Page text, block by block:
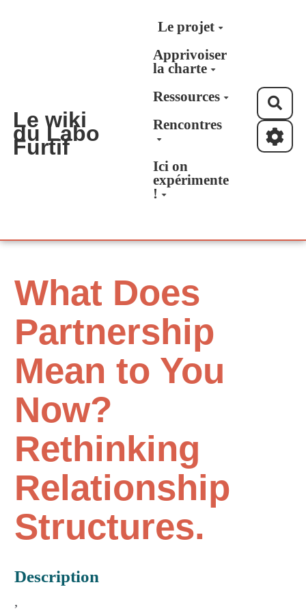
Aller au contenu principal
Le wiki
du Labo
Furtif
Le projet
Apprivoiser
la charte
Ressources
Rencontres
Ici on
expérimente
!
What Does
Partnership
Mean to You
Now?
Rethinking
Relationship
Structures.
Description
,